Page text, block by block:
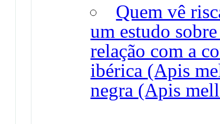
Quem vê
um estudo
relação com a
ibérica (Apis
negra (Apis